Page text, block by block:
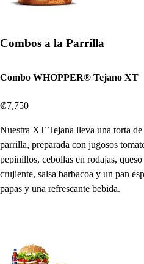
Combos a la Parrilla
Combo WHOPPER® Tejano XT
₡7,750
Nuestra XT Tejana lleva una torta de
parrilla, preparada con jugosos
pepinillos, cebollas en rodajas,
crujiente, salsa barbacoa y un pan
papas y una refrescante bebida.